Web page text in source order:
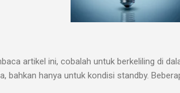
artikel ini, cobalah untuk berkeliling di
bahkan hanya untuk kondisi standby.